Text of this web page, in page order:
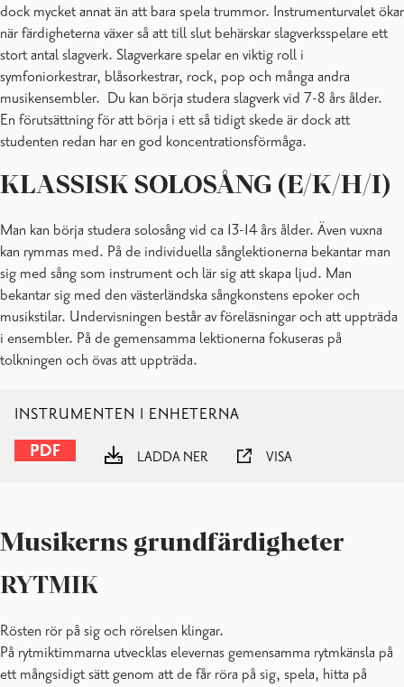
dock mycket annat än att bara spela trummor. Instrumenturvalet ökar
när färdigheterna växer så att till slut behärskar slagverksspelare ett
stort antal slagverk. Slagverkare spelar en viktig roll i
symfoniorkestrar, blåsorkestrar, rock, pop och många andra
musikensembler. Du kan börja studera slagverk vid 7-8 års ålder.
En förutsättning för att börja i ett så tidigt skede är dock att
studenten redan har en god koncentrationsförmåga.
KLASSISK SOLOSÅNG (E/K/H/I)
Man kan börja studera solosång vid ca 13-14 års ålder. Även vuxna
kan rymmas med. På de individuella sånglektionerna bekantar man
sig med sång som instrument och lär sig att skapa ljud. Man
bekantar sig med den västerländska sångkonstens epoker och
musikstilar. Undervisningen består av föreläsningar och att uppträda
i ensembler. På de gemensamma lektionerna fokuseras på
tolkningen och övas att uppträda.
INSTRUMENTEN I ENHETERNA
LADDA NER VISA
Musikerns grundfärdigheter
RYTMIK
Rösten rör på sig och rörelsen klingar.
På rytmiktimmarna utvecklas elevernas gemensamma rytmkänsla på
ett mångsidigt sätt genom att de får röra på sig, spela, hitta på